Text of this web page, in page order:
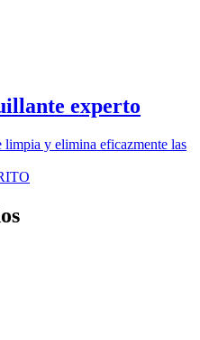
experto
limpia y elimina eficazmente las